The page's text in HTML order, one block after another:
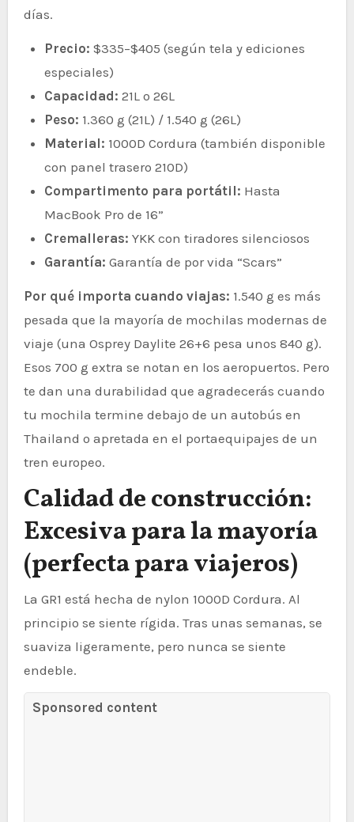
días.
Precio: $335–$405 (según tela y ediciones
especiales)
Capacidad: 21L o 26L
Peso: 1.360 g (21L) / 1.540 g (26L)
Material: 1000D Cordura (también disponible
con panel trasero 210D)
Compartimento para portátil: Hasta
MacBook Pro de 16”
Cremalleras: YKK con tiradores silenciosos
Garantía: Garantía de por vida “Scars”
Por qué importa cuando viajas: 1.540 g es más
pesada que la mayoría de mochilas modernas de
viaje (una Osprey Daylite 26+6 pesa unos 840 g).
Esos 700 g extra se notan en los aeropuertos. Pero
te dan una durabilidad que agradecerás cuando
tu mochila termine debajo de un autobús en
Thailand o apretada en el portaequipajes de un
tren europeo.
Calidad de construcción:
Excesiva para la mayoría
(perfecta para viajeros)
La GR1 está hecha de nylon 1000D Cordura. Al
principio se siente rígida. Tras unas semanas, se
suaviza ligeramente, pero nunca se siente
endeble.
Sponsored content